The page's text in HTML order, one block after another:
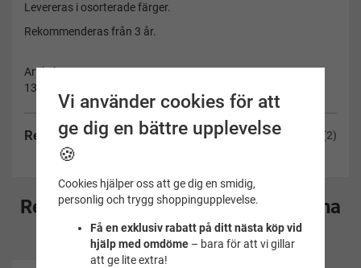
Recensioner (2)
Levereras i osorterade färger.
Rekommenderas från 3 år.
Artikelnummer:
13.5563
Rekommenderade tillbehör till denna
produkt
Vi använder cookies för att
ge dig en bättre upplevelse
🍪
Cookies hjälper oss att ge dig en smidig,
personlig och trygg shoppingupplevelse.
Få en exklusiv rabatt på ditt nästa köp vid
hjälp med omdöme– bara för att vi gillar
att ge lite extra!